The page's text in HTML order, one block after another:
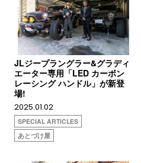
JLジープラングラー&グラディ
エーター専用「LED カーボン
レーシング ハンドル」が新登
場!
2025.01.02
SPECIAL ARTICLES
あとづけ屋